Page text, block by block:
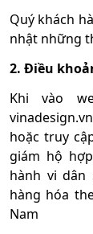
Quý khách
nhật những
2. Điều
Khi vào
hoặc truy
giám hộ
hành vi dân
hàng hóa
Nam